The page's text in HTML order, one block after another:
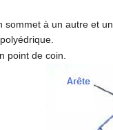
sommet à un autre et
point de coin.